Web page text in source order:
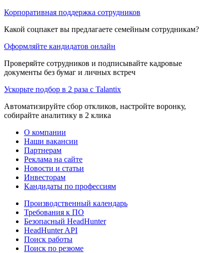
Корпоративная поддержка сотрудников
Какой соцпакет вы предлагаете семейным сотрудникам?
Оформляйте кандидатов онлайн
Проверяйте сотрудников и подписывайте кадровые
документы без бумаг и личных встреч
Ускорьте подбор в 2 раза с Talantix
Автоматизируйте сбор откликов, настройте воронку,
собирайте аналитику в 2 клика
О компании
Наши вакансии
Партнерам
Реклама на сайте
Новости и статьи
Инвесторам
Кандидаты по профессиям
Производственный календарь
Требования к ПО
Безопасный HeadHunter
HeadHunter API
Поиск работы
Поиск по резюме